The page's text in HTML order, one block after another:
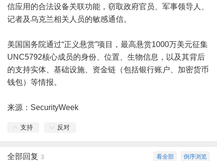
信应用的合法设备关联功能，窃取政府官员、军事领导人、
记者及乌克兰相关人员的敏感通信。
美国国务院通过“正义悬赏”项目，最高悬赏1000万美元征集
UNC5792核心成员的身份、位置、生物信息，以及其背后
的支持实体、基础设施、资金链（包括银行账户、加密货币
钱包）等情报。
来源：SecurityWeek
支持 反对
倒序浏览
看全部
全部回复 3